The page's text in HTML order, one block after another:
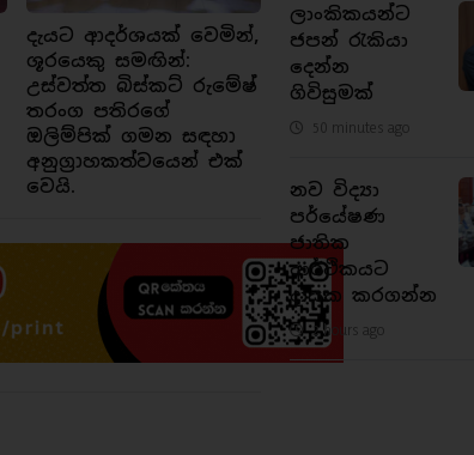
දැයට ආදර්ශයක් වෙමින්,
ශූරයෙකු සමඟින්:
උස්වත්ත බිස්කට් රුමේෂ්
තරංග පතිරගේ
ඔලිම්පික් ගමන සඳහා
අනුග්‍රාහකත්වයෙන් එක්
වෙයි.
ලාංකිකයන්ට
ජපන් රැකියා
දෙන්න
ගිවිසුමක්
50 minutes ago
නව විද්‍යා
පර්යේෂණ
ජාතික
ආර්ථිකයට
දායක කරගන්න
2 hours ago